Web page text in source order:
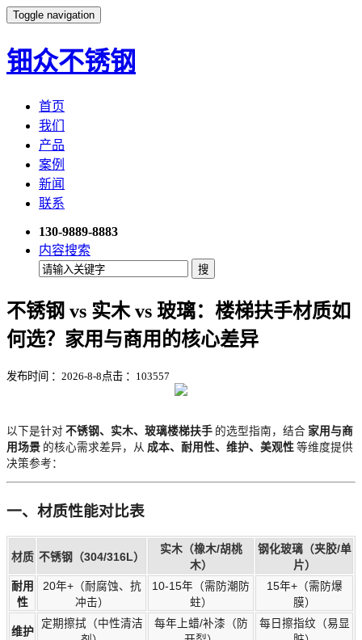
Toggle navigation
钿众不锈钢
首页
我们
产品
案例
新闻
联系
130-9889-8883
内容搜索
不锈钢 vs 实木 vs 玻璃：楼梯扶手材质如
何选？家用与商用的核心差异
发布时间 ：2026-8-8 点击 ： 103557
以下是针对不锈钢、实木、玻璃楼梯扶手 的选型指南，结合 家用与商
用场景 的核心需求差异，从 成本、耐用性、维护、美观性等维度提供
决策参考：
一、材质性能对比表
材质 不锈钢（304/316L）
实木（橡木/胡桃
木）
钢化玻璃（夹胶/单
片）
耐用
性
20年+（耐腐蚀、抗
冲击）
10-15年（需防潮防
蛀）
15年+（需防爆
膜）
维护
定期擦拭（中性清洁
每年上蜡/补漆（防
每日擦指纹（易显